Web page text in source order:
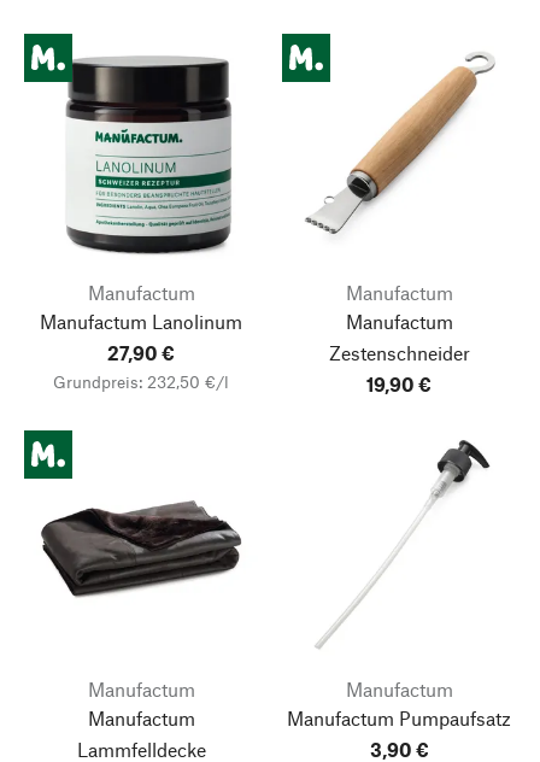
Manufactum
Manufactum Lanolinum
27,90 €
Grundpreis: 232,50 €/l
Manufactum
Manufactum
Zestenschneider
19,90 €
Manufactum
Manufactum
Lammfelldecke
Manufactum
Manufactum Pumpaufsatz
3,90 €